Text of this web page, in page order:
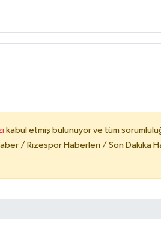
kabul etmiş bulunuyor ve tüm
/ Rizespor Haberleri / Son Dakika